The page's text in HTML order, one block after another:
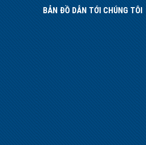
BẢN ĐỒ DẪN TỚI CHÚNG TÔI